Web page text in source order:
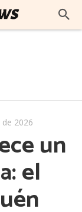
2026
un
el